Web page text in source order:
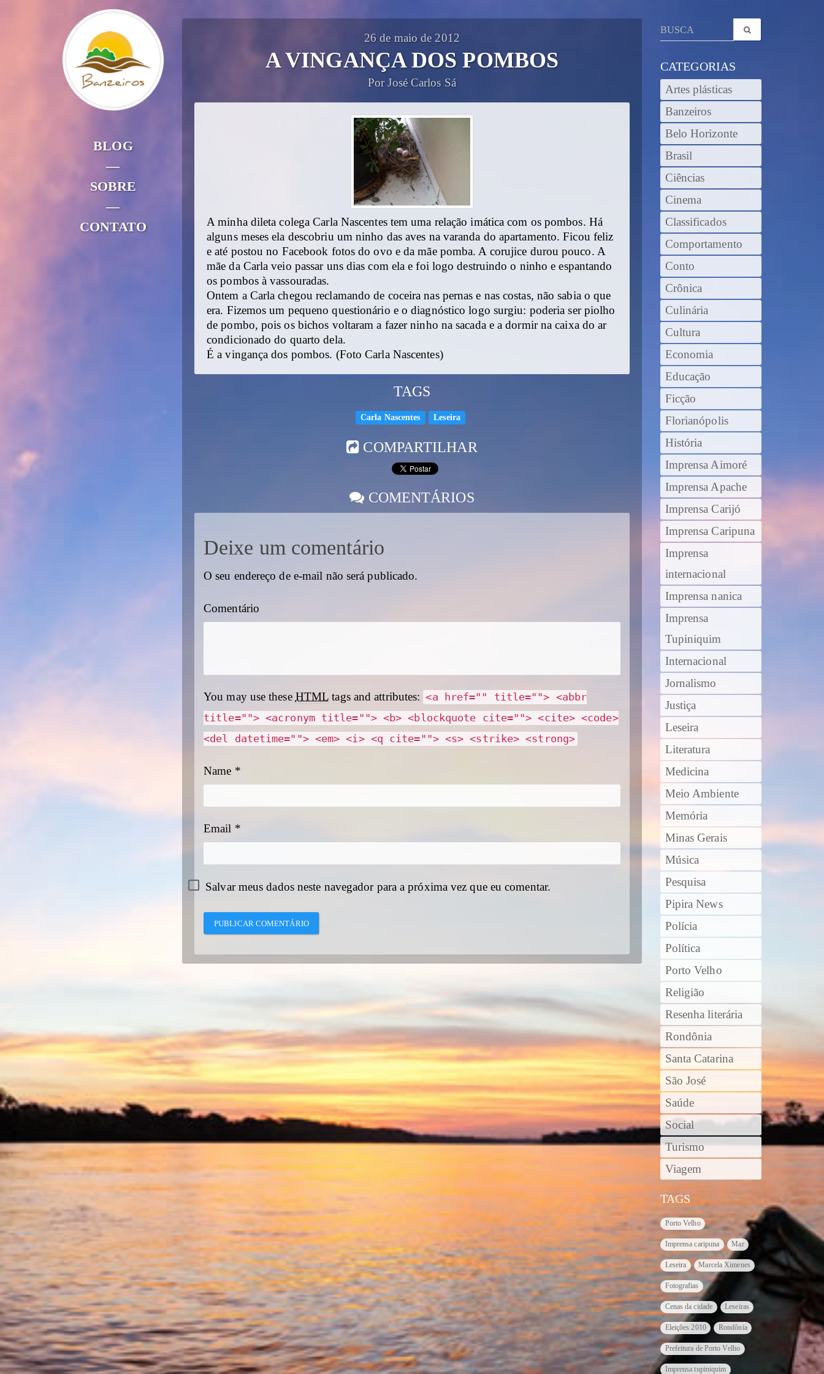
BLOG
—
SOBRE
—
CONTATO
26 de maio de 2012
A VINGANÇA DOS POMBOS
Por José Carlos Sá
A minha dileta colega Carla Nascentes tem uma relação imática com os pombos. Há
alguns meses ela descobriu um ninho das aves na varanda do apartamento. Ficou feliz
e até postou no Facebook fotos do ovo e da mãe pomba. A corujice durou pouco. A
mãe da Carla veio passar uns dias com ela e foi logo destruindo o ninho e espantando
os pombos à vassouradas.
Ontem a Carla chegou reclamando de coceira nas pernas e nas costas, não sabia o que
era. Fizemos um pequeno questionário e o diagnóstico logo surgiu: poderia ser piolho
de pombo, pois os bichos voltaram a fazer ninho na sacada e a dormir na caixa do ar
condicionado do quarto dela.
É a vingança dos pombos. (Foto Carla Nascentes)
TAGS
Carla Nascentes Leseira
COMPARTILHAR
COMENTÁRIOS
Deixe um comentário
O seu endereço de e-mail não será publicado.
Comentário
You may use these HTML tags and attributes: <a href="" title=""> <abbr
title=""> <acronym title=""> <b> <blockquote cite=""> <cite> <code>
<del datetime=""> <em> <i> <q cite=""> <s> <strike> <strong>
Name *
Email *
Salvar meus dados neste navegador para a próxima vez que eu comentar.
CATEGORIAS
Artes plásticas
Banzeiros
Belo Horizonte
Brasil
Ciências
Cinema
Classificados
Comportamento
Conto
Crônica
Culinária
Cultura
Economia
Educação
Ficção
Florianópolis
História
Imprensa Aimoré
Imprensa Apache
Imprensa Carijó
Imprensa Caripuna
Imprensa
internacional
Imprensa nanica
Imprensa
Tupiniquim
Internacional
Jornalismo
Justiça
Leseira
Literatura
Medicina
Meio Ambiente
Memória
Minas Gerais
Música
Pesquisa
Pipira News
Polícia
Política
Porto Velho
Religião
Resenha literária
Rondônia
Santa Catarina
São José
Saúde
Social
Turismo
Viagem
TAGS
Porto Velho
Imprensa caripuna Mar
Leseira Marcela Ximenes
Fotografias
Cenas da cidade Leseiras
Eleições 2010 Rondônia
Prefeitura de Porto Velho
Imprensa tupiniquim